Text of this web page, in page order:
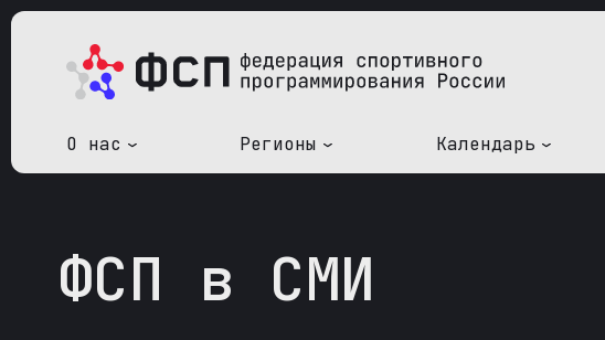
О нас Регионы Календарь
ФСП в СМИ